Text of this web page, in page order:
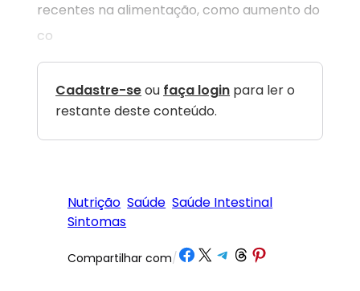
recentes na alimentação, como aumento do
co
Cadastre-seou faça login para ler o
restante deste conteúdo.
Nutrição Saúde Saúde Intestinal
Sintomas
Compartilhar com/ Share on Facebook
Share on X Share on Telegram
Share on Threads
Share on Pinterest